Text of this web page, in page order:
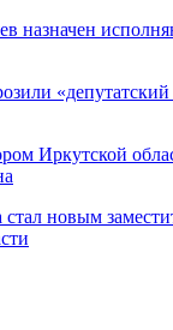
назначен
«депутатский
Иркутской
новым